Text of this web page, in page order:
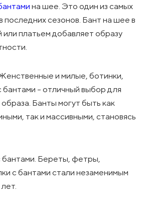
на шее. Это один из самых
последних сезонов. Бант на шее в
или платьем добавляет образу
и милые, ботинки,
бантами - отличный выбор для
Банты могут быть как
так и массивными, становясь
бантами. Береты, фетры,
с бантами стали незаменимым